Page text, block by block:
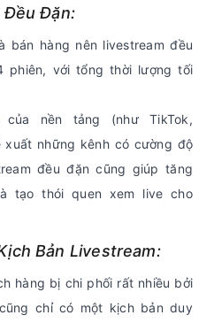
Đều Đặn:
bán hàng nên livestream đều
phiên, với tổng thời lượng tối
nền tảng (như TikTok,
xuất những kênh có cường độ
đều đặn cũng giúp tăng
tạo thói quen xem live cho
Bản Livestream:
hàng bị chi phối rất nhiều bởi
chỉ có một kịch bản duy